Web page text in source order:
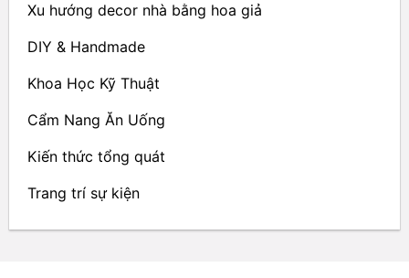
Xu hướng decor nhà bằng hoa giả
DIY & Handmade
Khoa Học Kỹ Thuật
Cẩm Nang Ăn Uống
Kiến thức tổng quát
Trang trí sự kiện